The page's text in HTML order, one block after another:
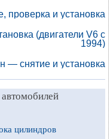
проверка и установка
(двигатели V6 с
1994)
— снятие и установка
цилиндров